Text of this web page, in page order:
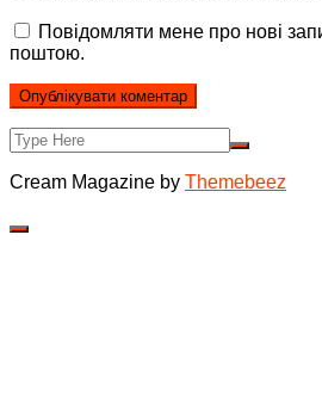
Повідомляти мене про нові
поштою.
Cream Magazine by Themebeez